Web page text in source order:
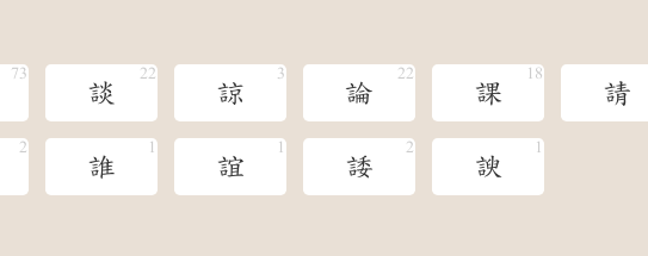
談 諒 論 課 請
誰 誼 諉 諛